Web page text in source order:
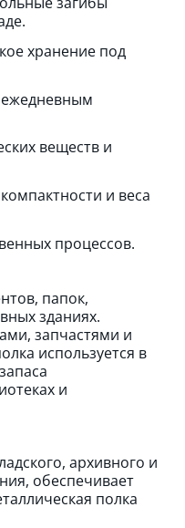
хранение под
ежедневным
веществ и
и веса
процессов.
папок,
зданиях.
запчастями и
используется в
и
архивного и
обеспечивает
полка